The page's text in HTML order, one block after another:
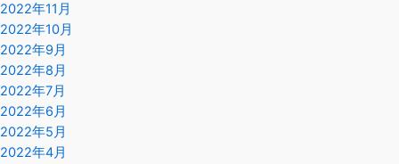
2022年11月
2022年10月
2022年9月
2022年8月
2022年7月
2022年6月
2022年5月
2022年4月